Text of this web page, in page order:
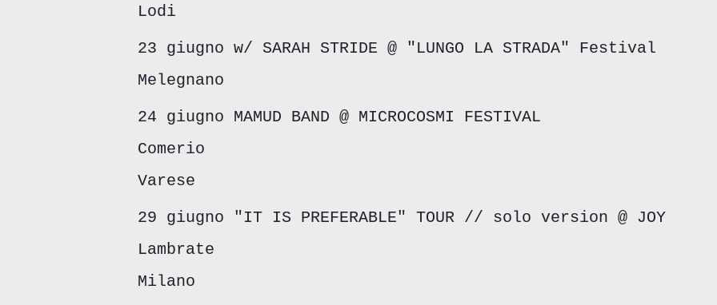
Lodi
23 giugno w/ SARAH STRIDE @ "LUNGO LA STRADA" Festival
Melegnano
24 giugno MAMUD BAND @ MICROCOSMI FESTIVAL
Comerio
Varese
29 giugno "IT IS PREFERABLE" TOUR // solo version @ JOY
Lambrate
Milano